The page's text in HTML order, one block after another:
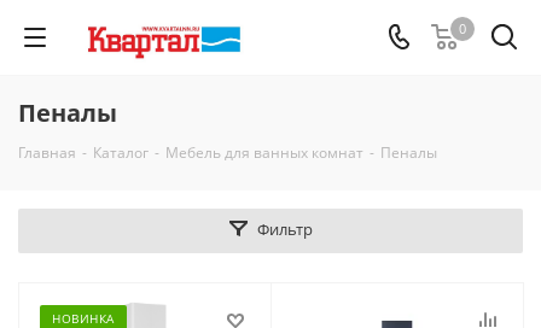
0
Пеналы
Главная - Каталог - Мебель для ванных комнат - Пеналы
Фильтр
НОВИНКА